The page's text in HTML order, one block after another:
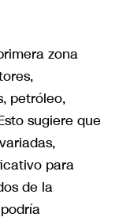
zona
petróleo,
sugiere que
para
de la